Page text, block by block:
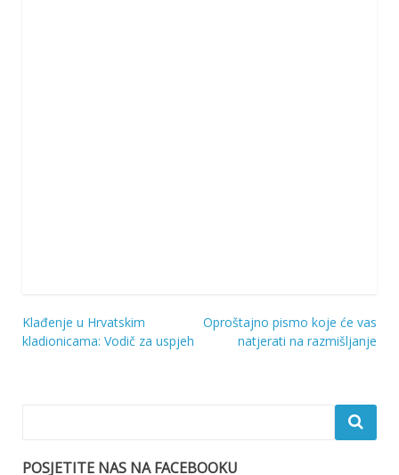
Navigacija
Klađenje u Hrvatskim
kladionicama: Vodič za uspjeh
Oproštajno pismo koje će vas
natjerati na razmišljanje
POSJETITE NAS NA FACEBOOKU